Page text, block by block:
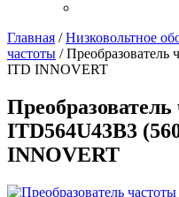
Главная /Низковольтное
частоты /Преобразователь
ITD INNOVERT
ITD564U43B3
INNOVERT